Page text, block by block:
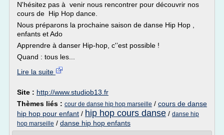
N'hésitez pas à venir nous rencontrer pour découvrir nos
cours de Hip Hop dance.
Nous préparons la prochaine saison de danse Hip Hop ,
enfants et Ado
Apprendre à danser Hip-hop, c'’est possible !
Quand : tous les...
Lire la suite
Site : http://www.studiob13.fr
Thèmes liés : cour de danse hip hop marseille / cours de danse
hip hop pour enfant / hip hop cours danse / danse hip
hop marseille / danse hip hop enfants